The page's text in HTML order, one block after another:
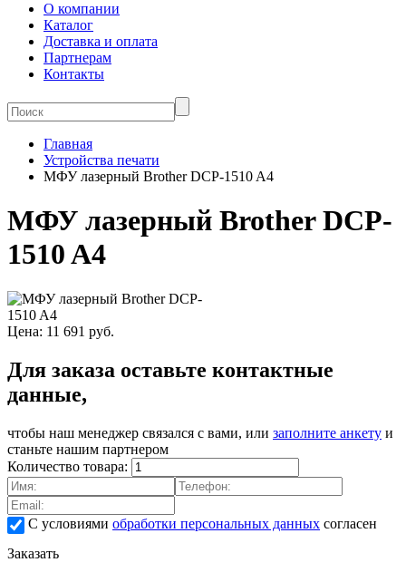
О компании
Каталог
Доставка и оплата
Партнерам
Контакты
Главная
Устройства печати
МФУ лазерный Brother DCP-1510 A4
МФУ лазерный Brother DCP-
1510 A4
Цена: 11 691 руб.
Для заказа оставьте контактные
данные,
чтобы наш менеджер связался с вами, или заполните анкету и
станьте нашим партнером
Количество товара:
С условиями обработки персональных данных согласен
Заказать